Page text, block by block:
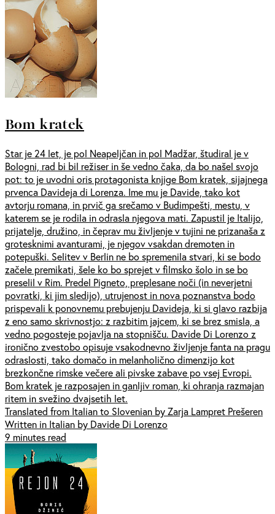
Bom kratek
Star je 24 let, je pol Neapeljčan in pol Madžar, študiral je v
Bologni, rad bi bil režiser in še vedno čaka, da bo našel svojo
pot: to je uvodni oris protagonista knjige Bom kratek, sijajnega
prvenca Davideja di Lorenza. Ime mu je Davide, tako kot
avtorju romana, in prvič ga srečamo v Budimpešti, mestu, v
katerem se je rodila in odrasla njegova mati. Zapustil je Italijo,
prijatelje, družino, in čeprav mu življenje v tujini ne prizanaša z
grotesknimi avanturami, je njegov vsakdan dremoten in
potepuški. Selitev v Berlin ne bo spremenila stvari, ki se bodo
začele premikati, šele ko bo sprejet v filmsko šolo in se bo
preselil v Rim. Predel Pigneto, preplesane noči (in neverjetni
povratki, ki jim sledijo), utrujenost in nova poznanstva bodo
prispevali k ponovnemu prebujenju Davideja, ki si glavo razbija
z eno samo skrivnostjo: z razbitim jajcem, ki se brez smisla, a
vedno pogosteje pojavlja na stopnišču. Davide Di Lorenzo z
ironično zvestobo opisuje vsakodnevno življenje fanta na pragu
odraslosti, tako domačo in melanholično dimenzijo kot
brezkončne rimske večere ali pivske zabave po vsej Evropi.
Bom kratek je razposajen in ganljiv roman, ki ohranja razmajan
ritem in svežino dvajsetih let.
Translated from Italian to Slovenian by Zarja Lampret Prešeren
Written in Italian by Davide Di Lorenzo
9 minutes read